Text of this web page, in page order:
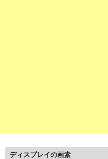
ディスプレイの画素